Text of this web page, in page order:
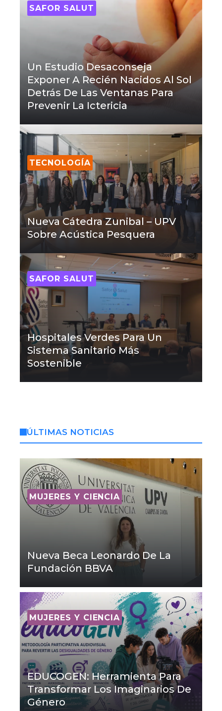
SAFOR SALUT
Un Estudio Desaconseja
Exponer A Recién Nacidos Al Sol
Detrás De Las Ventanas Para
Prevenir La Ictericia
TECNOLOGÍA
Nueva Cátedra Zunibal – UPV
Sobre Acústica Pesquera
SAFOR SALUT
Hospitales Verdes Para Un
Sistema Sanitario Más
Sostenible
ÚLTIMAS NOTICIAS
MUJERES Y CIENCIA
Nueva Beca Leonardo De La
Fundación BBVA
MUJERES Y CIENCIA
EDUCOGEN: Herramienta Para
Transformar Los Imaginarios De
Género